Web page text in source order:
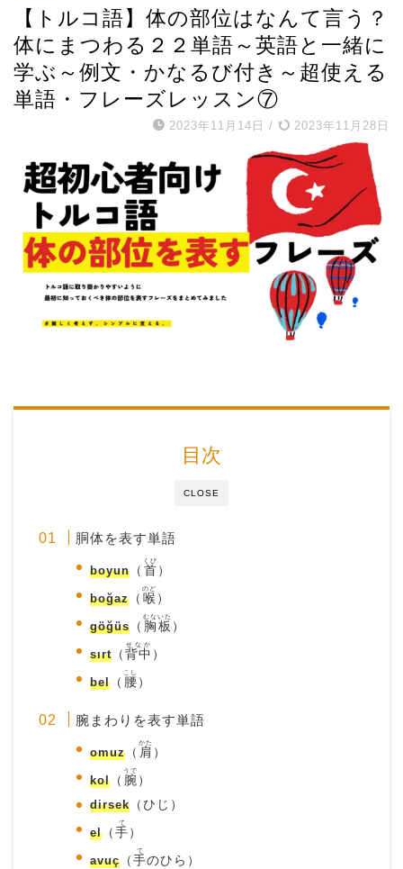
【トルコ語】体の部位はなんて言う？
体にまつわる２２単語～英語と一緒に
学ぶ～例文・かなるび付き～超使える
単語・フレーズレッスン⑦
2023年11月14日 / 2023年11月28日
CLOSE
目次
胴体を表す単語
boyun （ 首
くび
）
boğaz （ 喉
のど
）
göğüs （ 胸板
むないた
）
sırt （背中
せなか
）
bel （ 腰
こし
）
腕まわりを表す単語
omuz （ 肩
かた
）
kol （ 腕
うで
）
dirsek （ひじ）
el （手
て
）
avuç （手
て
のひら）